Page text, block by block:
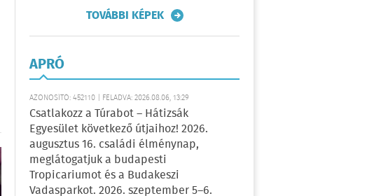
TOVÁBBI KÉPEK
APRÓ
AZONOSÍTÓ: 452110 | FELADVA: 2026.08.06, 13:29
Csatlakozz a Túrabot – Hátizsák
Egyesület következő útjaihoz! 2026.
augusztus 16. családi élménynap,
meglátogatjuk a budapesti
Tropicariumot és a Budakeszi
Vadasparkot. 2026. szeptember 5–6.